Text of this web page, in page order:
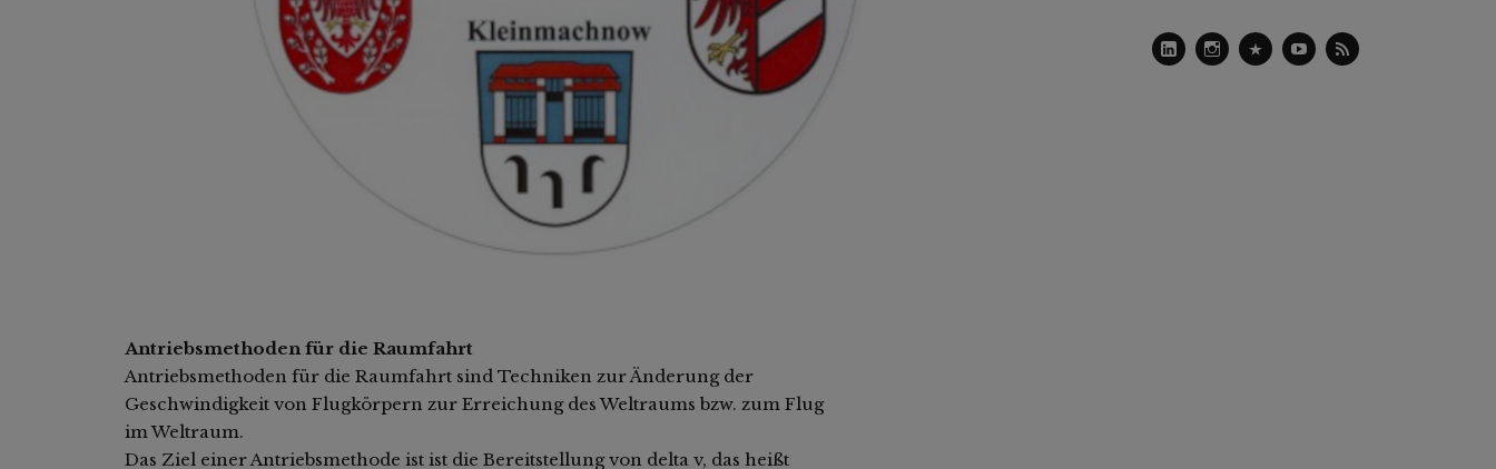
Antriebsmethoden für die Raumfahrt
Antriebsmethoden für die Raumfahrt sind Techniken zur Änderung der
Geschwindigkeit von Flugkörpern zur Erreichung des Weltraums bzw. zum Flug
im Weltraum.
Das Ziel einer Antriebsmethode ist ist die Bereitstellung von delta v, das heißt